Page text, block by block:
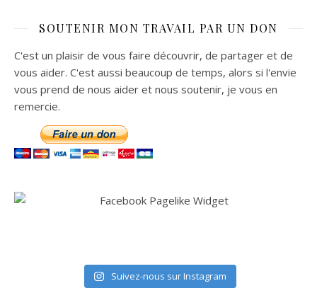
SOUTENIR MON TRAVAIL PAR UN DON
C'est un plaisir de vous faire découvrir, de partager et de
vous aider. C'est aussi beaucoup de temps, alors si l'envie
vous prend de nous aider et nous soutenir, je vous en
remercie.
Suivez-nous sur Instagram